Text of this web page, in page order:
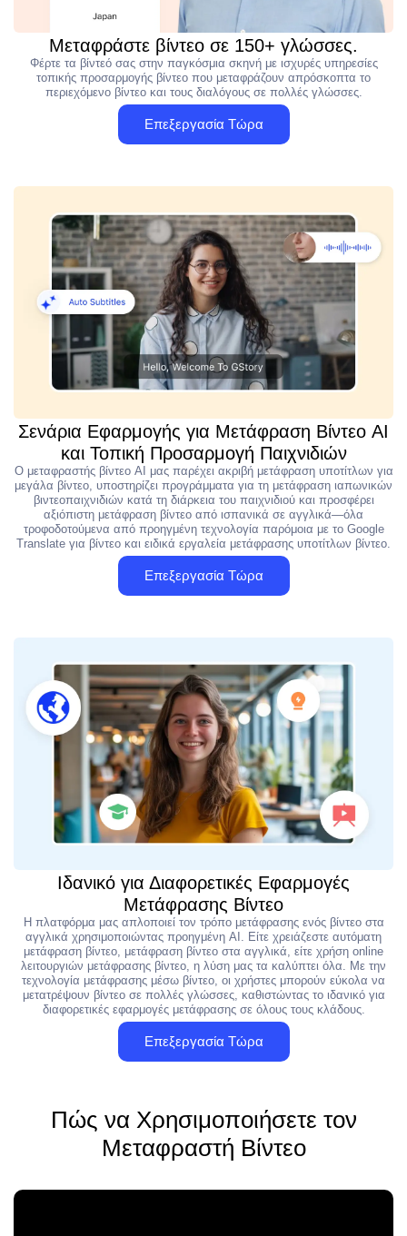
Μεταφράστε βίντεο σε 150+ γλώσσες.
Φέρτε τα βίντεό σας στην παγκόσμια σκηνή με ισχυρές υπηρεσίες
τοπικής προσαρμογής βίντεο που μεταφράζουν απρόσκοπτα το
περιεχόμενο βίντεο και τους διαλόγους σε πολλές γλώσσες.
Επεξεργασία Τώρα
Σενάρια Εφαρμογής για Μετάφραση Βίντεο AI
και Τοπική Προσαρμογή Παιχνιδιών
Ο μεταφραστής βίντεο AI μας παρέχει ακριβή μετάφραση υποτίτλων για
μεγάλα βίντεο, υποστηρίζει προγράμματα για τη μετάφραση ιαπωνικών
βιντεοπαιχνιδιών κατά τη διάρκεια του παιχνιδιού και προσφέρει
αξιόπιστη μετάφραση βίντεο από ισπανικά σε αγγλικά—όλα
τροφοδοτούμενα από προηγμένη τεχνολογία παρόμοια με το Google
Translate για βίντεο και ειδικά εργαλεία μετάφρασης υποτίτλων βίντεο.
Επεξεργασία Τώρα
Ιδανικό για Διαφορετικές Εφαρμογές
Μετάφρασης Βίντεο
Η πλατφόρμα μας απλοποιεί τον τρόπο μετάφρασης ενός βίντεο στα
αγγλικά χρησιμοποιώντας προηγμένη AI. Είτε χρειάζεστε αυτόματη
μετάφραση βίντεο, μετάφραση βίντεο στα αγγλικά, είτε χρήση online
λειτουργιών μετάφρασης βίντεο, η λύση μας τα καλύπτει όλα. Με την
τεχνολογία μετάφρασης μέσω βίντεο, οι χρήστες μπορούν εύκολα να
μετατρέψουν βίντεο σε πολλές γλώσσες, καθιστώντας το ιδανικό για
διαφορετικές εφαρμογές μετάφρασης σε όλους τους κλάδους.
Επεξεργασία Τώρα
Πώς να Χρησιμοποιήσετε τον
Μεταφραστή Βίντεο